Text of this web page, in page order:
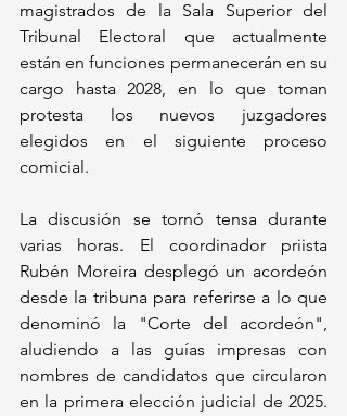
magistrados de la Sala Superior del
Tribunal Electoral que actualmente
están en funciones permanecerán en su
cargo hasta 2028, en lo que toman
protesta los nuevos juzgadores
elegidos en el siguiente proceso
comicial.
La discusión se tornó tensa durante
varias horas. El coordinador priista
Rubén Moreira desplegó un acordeón
desde la tribuna para referirse a lo que
denominó la "Corte del acordeón",
aludiendo a las guías impresas con
nombres de candidatos que circularon
en la primera elección judicial de 2025.